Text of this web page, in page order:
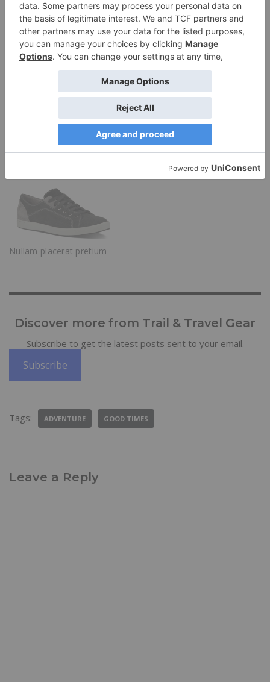
Like this:
Review Half Width
Nullam placerat pretium
Discover more from Trail & Travel Gear
Subscribe to get the latest posts sent to your email.
Subscribe
Tags: ADVENTURE GOOD TIMES
Leave a Reply